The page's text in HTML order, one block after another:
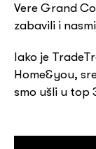
Vere Grand
zabavili i
Iako je
Home&you,
smo ušli u top